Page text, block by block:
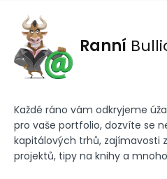
Ranní
Každé ráno vám odkryjeme
pro vaše portfolio, dozvíte se
kapitálových trhů, zajímavosti
projektů, tipy na knihy a